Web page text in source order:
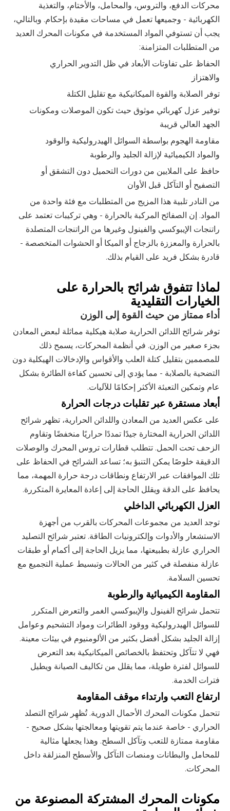
محركات الدفع، والتروس، والمحامل، والأختام، والتغذية
الكهربائية - وجميعها تعمل في مساحات مقيدة بإحكام. وبالتالي،
يجب أن تستوفي المواد المستخدمة في مكونات المحرك العديد
من المتطلبات المتزامنة:
الحفاظ على تفاوتات الأبعاد في ظل التدوير الحراري
والاهتزاز
توفر الصلابة والقوة الميكانيكية مع تقليل الكتلة
توفير عزل كهربائي موثوق حيث تكون الموصلات ومكونات
الجهد العالي قريبة
مقاومة الهجوم بواسطة السوائل الهيدروليكية والوقود
والمواد الكيميائية لإزالة الجليد والرطوبة
حافظ على الملايين من دورات التحميل دون التشقق أو
التصفيح أو التآكل قبل الأوان
من النادر تلبية هذا المزيج من المتطلبات مع فئة واحدة من
المواد. إن الصفائح المركبة بالحرارة - وهي تركيبات تعتمد على
راتنجات الإيبوكسي والفينول وغيرها من الراتنجات المتصلدة
بالحرارة والمعززة بالزجاج أو الميكا أو الحشوات المتخصصة -
قادرة بشكل فريد على القيام بذلك.
لماذا تتفوق شرائح بالحرارة على
الخيارات التقليدية
أداء ممتاز من حيث القوة إلى الوزن
توفر شرائح اللدائن الحرارية صلابة هيكلية مماثلة لبعض المعادن
بجزء صغير من الوزن. في أنظمة المحركات، يسمح ذلك
للمصممين بتقليل كتلة العلب والأقواس والإدخالات الهيكلية دون
التضحية بالصلابة - مما يؤدي إلى تحسين كفاءة الطائرة بشكل
عام وتمكين التعبئة الأكثر إحكامًا للآليات.
أبعاد مستقرة عبر تقلبات درجات الحرارة
على عكس العديد من المعادن واللدائن الحرارية، تظهر شرائح
اللدائن الحرارية المختارة جيدًا تمددًا حراريًا منخفضًا وتقاوم
الزحف تحت الحمل. تتطلب قطارات تروس المحرك والوصلات
الدقيقة خلوصًا يمكن التنبؤ به؛ تساعد الشرائح في الحفاظ على
تلك الموافقات عبر الارتفاع ونطاقات درجة حرارة المهمة، مما
يحافظ على الدقة ويقلل الحاجة إلى إعادة المعايرة المتكررة.
العزل الكهربائي الداخلي
توجد العديد من مجموعات المحركات بالقرب من أجهزة
الاستشعار والأدوات وإلكترونيات الطاقة. تعتبر شرائح التصليد
الحراري عازلة بطبيعتها، مما يزيل الحاجة إلى أكمام أو طبقات
عازلة منفصلة في كثير من الحالات وتبسيط عملية التجميع مع
تحسين السلامة.
المقاومة الكيميائية والرطوبة
تتحمل شرائح الفينول والإيبوكسي الغمر والتعرض المتكرر
للسوائل الهيدروليكية ووقود الطائرات ومواد التشحيم وعوامل
إزالة الجليد بشكل أفضل بكثير من الألومنيوم في بيئات معينة.
فهي لا تتآكل وتحتفظ بالخصائص الميكانيكية بعد التعرض
للسوائل لفترة طويلة، مما يقلل من تكاليف الصيانة ويطيل
فترات الخدمة.
ارتفاع التعب وارتداء موقف المقاومة
تتحمل مكونات المحرك الأحمال الدورية. تُظهِر شرائح التصلد
الحراري - خاصة عندما يتم تقويتها ومعالجتها بشكل صحيح -
مقاومة ممتازة للتعب وتآكل السطح. وهذا يجعلها مثالية
للمحامل والبطانات ومنصات التآكل والأسطح المنزلقة داخل
المحركات.
مكونات المحرك المشتركة المصنوعة من